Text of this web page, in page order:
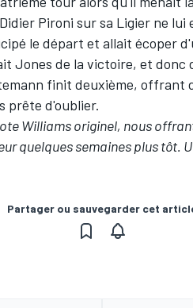
Pironi sur sa Ligier ne lui
le départ et allait écoper
Jones de la victoire, et
finit deuxième, offrant
prête d'oublier.
Williams originel, nous
quelques semaines plus tôt.
Partager ou sauvegarder cet